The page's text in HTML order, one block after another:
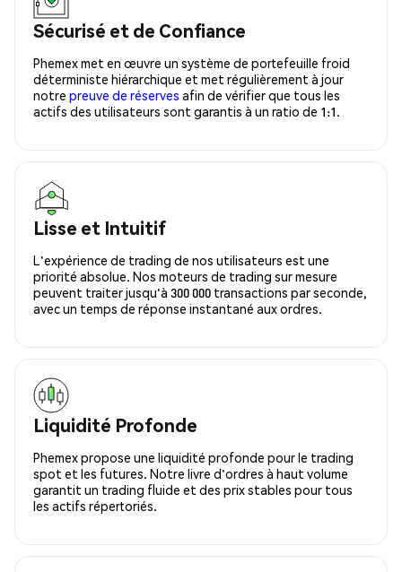
Sécurisé et de Confiance
Phemex met en œuvre un système de portefeuille froid
déterministe hiérarchique et met régulièrement à jour
notre preuve de réserves afin de vérifier que tous les
actifs des utilisateurs sont garantis à un ratio de 1:1.
Lisse et Intuitif
L'expérience de trading de nos utilisateurs est une
priorité absolue. Nos moteurs de trading sur mesure
peuvent traiter jusqu'à 300 000 transactions par seconde,
avec un temps de réponse instantané aux ordres.
Liquidité Profonde
Phemex propose une liquidité profonde pour le trading
spot et les futures. Notre livre d'ordres à haut volume
garantit un trading fluide et des prix stables pour tous
les actifs répertoriés.